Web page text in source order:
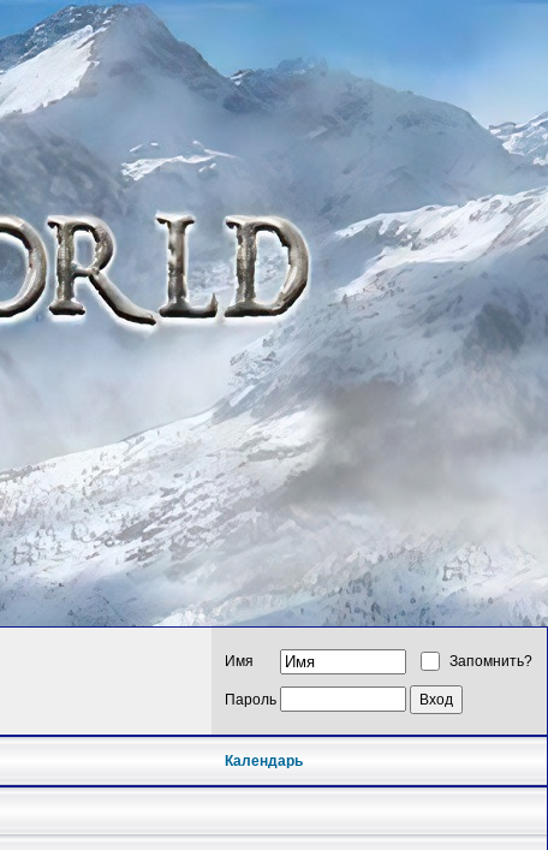
Имя Запомнить?
Пароль
Календарь